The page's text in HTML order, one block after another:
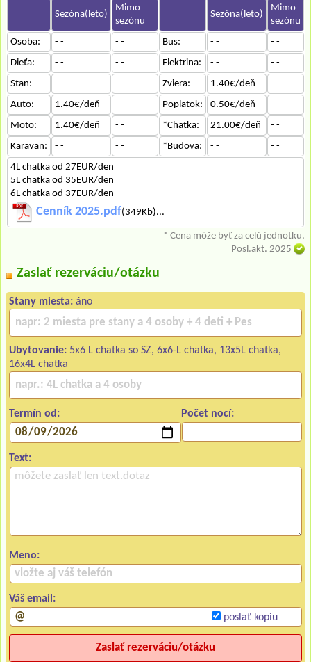
Sezóna(leto)
Mimo
sezónu
Sezóna(leto)
Mimo
sezónu
Osoba:
- - - - Bus: - -
- -
Dieťa:
- - - - Elektrina: - -
- -
Stan:
- - - - Zviera: 1.40€/deň
- -
Auto:
1.40€/deň - - Poplatok: 0.50€/deň
- -
Moto:
1.40€/deň - - *Chatka: 21.00€/deň
- -
Karavan:
- - - - *Budova: - -
- -
4L chatka od 27EUR/den
5L chatka od 35EUR/den
6L chatka od 37EUR/den
Cenník 2025.pdf(349Kb)...
* Cena môže byť za celú jednotku.
Posl.akt. 2025
Zaslať rezerváciu/otázku
Stany miesta: áno
Ubytovanie: 5x6 L chatka so SZ, 6x6-L chatka, 13x5L chatka,
16x4L chatka
Termín od: Počet nocí:
Text:
Meno:
Váš email:
poslať kopiu